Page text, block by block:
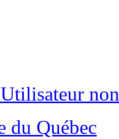
Utilisateur
du Québec